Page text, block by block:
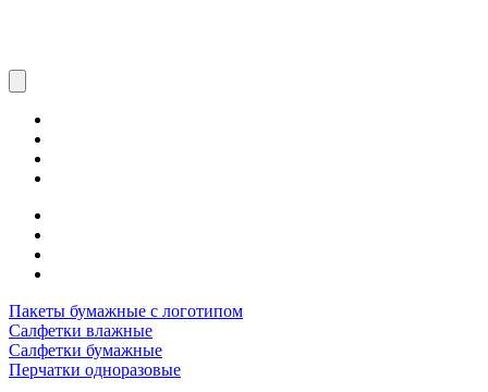
Пакеты бумажные с логотипом
Салфетки влажные
Салфетки бумажные
Перчатки одноразовые